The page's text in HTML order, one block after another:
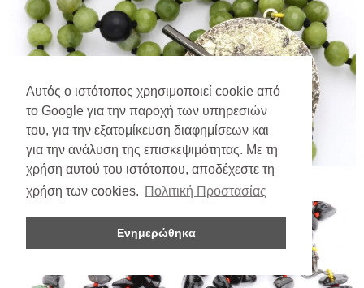
Αυτός ο ιστότοπος χρησιμοποιεί cookie από
το Google για την παροχή των υπηρεσιών
του, για την εξατομίκευση διαφημίσεων και
για την ανάλυση της επισκεψιμότητας. Με τη
χρήση αυτού του ιστότοπου, αποδέχεστε τη
χρήση των cookies. Πολιτική Προστασίας
Ενημερώθηκα